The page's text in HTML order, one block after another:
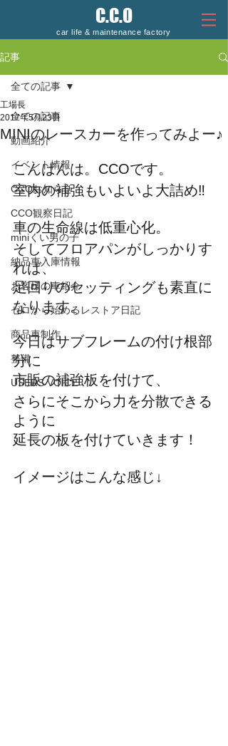
C.C.O
car life & maintenance factory
記事
全ての記事
動画紹介
イベント情報
CCOお知らせ
CCO観察日記
miniくい男の子
納品車入庫情報
お客様の車紹介
ゼロから始めるレストア日記
商品車制作
整備
USERS VOICE
全ての記事
MINIのレースカーを作ってみよー♪
工場長
2017年5月23日
こんばんは。CCOです。
室内の補強もいよいよ大詰め‼
車の生命線は低重心化。
そしてフロアパンがしっかりす
れば、
足回りのセッティングも素直に
なります。
今日はサブフレームの付け根部
分に
市販の補強板を付けて、
さらにそこから力を分散できる
ように
延長の板を付けていきます！
イメージはこんな感じ↓